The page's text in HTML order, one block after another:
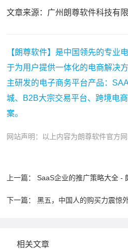
文章来源：广州朗尊软件科技有
【朗尊软件】是中国领先的专业
于为用户提供一体化的电商解决
主研发的电子商务平台产品：
城、B2B大宗交易平台、跨境电
案。
网站声明：以上内容为朗尊软件官方
上一篇： SaaS企业的推广策略大全 -
下一篇：
相关文章